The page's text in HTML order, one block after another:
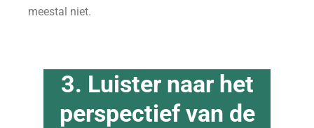
meestal niet.
3. Luister naar het
perspectief van de